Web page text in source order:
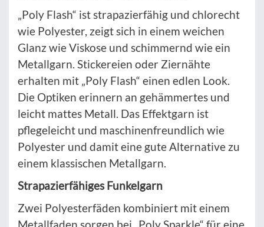
„Poly Flash“ ist strapazierfähig und chlorecht
wie Polyester, zeigt sich in einem weichen
Glanz wie Viskose und schimmernd wie ein
Metallgarn. Stickereien oder Ziernähte
erhalten mit „Poly Flash“ einen edlen Look.
Die Optiken erinnern an gehämmertes und
leicht mattes Metall. Das Effektgarn ist
pflegeleicht und maschinenfreundlich wie
Polyester und damit eine gute Alternative zu
einem klassischen Metallgarn.
Strapazierfähiges Funkelgarn
Zwei Polyesterfäden kombiniert mit einem